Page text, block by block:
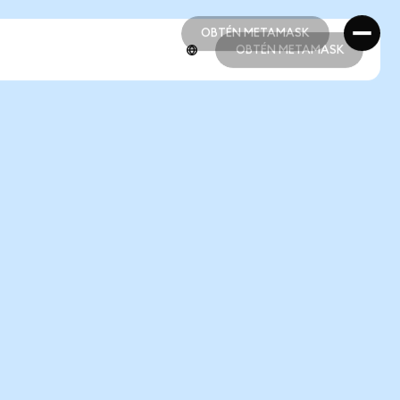
OBTÉN METAMASK
OBTÉN METAMASK
OBTÉN METAMASK